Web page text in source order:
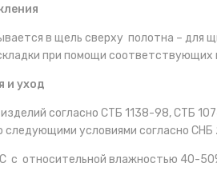
в щель сверху полотна –
при помощи соответствующих
и уход
согласно СТБ 1138-98, СТБ
следующими условиями согласно СНБ
с относительной влажностью 40-